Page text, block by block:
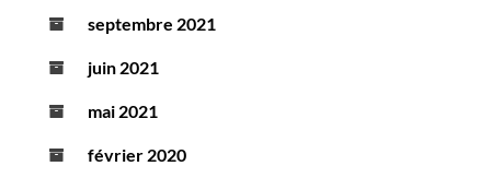
septembre 2021
juin 2021
mai 2021
février 2020